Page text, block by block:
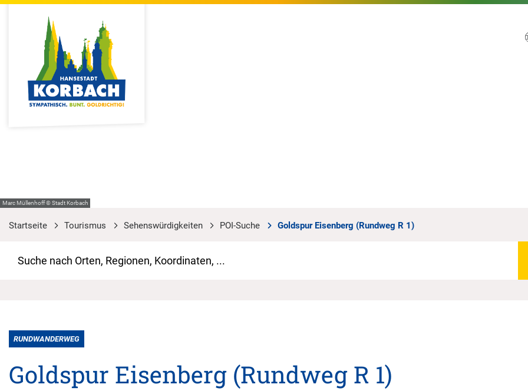
Marc Müllenhoff © Stadt Korbach
Startseite Tourismus Sehenswürdigkeiten POI-Suche Goldspur Eisenberg (Rundweg R 1)
RUNDWANDERWEG
Goldspur Eisenberg (Rundweg R 1)